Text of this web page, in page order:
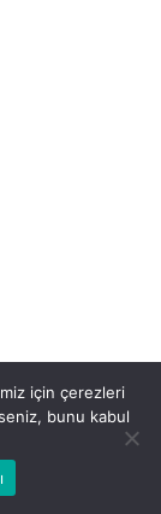
için çerezleri
bunu kabul